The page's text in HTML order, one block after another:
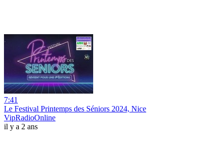
7:41
Le Festival Printemps des Séniors 2024, Nice
VipRadioOnline
il y a 2 ans